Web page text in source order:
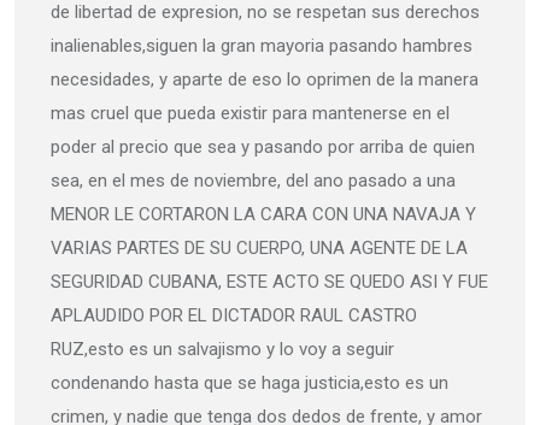
de libertad de expresion, no se respetan sus derechos
inalienables,siguen la gran mayoria pasando hambres
necesidades, y aparte de eso lo oprimen de la manera
mas cruel que pueda existir para mantenerse en el
poder al precio que sea y pasando por arriba de quien
sea, en el mes de noviembre, del ano pasado a una
MENOR LE CORTARON LA CARA CON UNA NAVAJA Y
VARIAS PARTES DE SU CUERPO, UNA AGENTE DE LA
SEGURIDAD CUBANA, ESTE ACTO SE QUEDO ASI Y FUE
APLAUDIDO POR EL DICTADOR RAUL CASTRO
RUZ,esto es un salvajismo y lo voy a seguir
condenando hasta que se haga justicia,esto es un
crimen, y nadie que tenga dos dedos de frente, y amor